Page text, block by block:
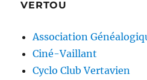
VERTOU
Association
Ciné-Vaillant
Cyclo Club Vertavien